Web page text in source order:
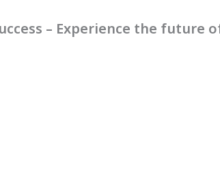
– Experience the